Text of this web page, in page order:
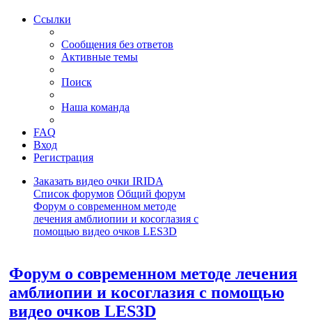
Ссылки
Сообщения без ответов
Активные темы
Поиск
Наша команда
FAQ
Вход
Регистрация
Заказать видео очки IRIDA
Список форумов Общий форум
Форум о современном методе
лечения амблиопии и косоглазия с
помощью видео очков LES3D
Форум о современном методе лечения
амблиопии и косоглазия с помощью
видео очков LES3D